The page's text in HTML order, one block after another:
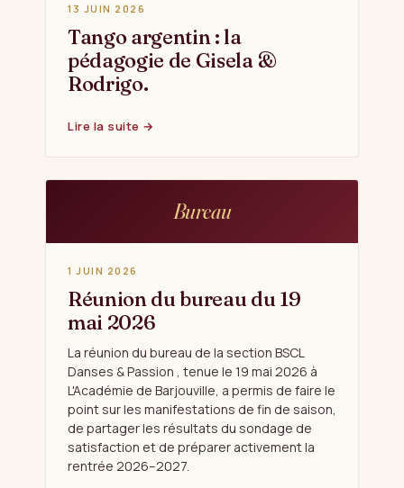
13 JUIN 2026
Tango argentin : la
pédagogie de Gisela &
Rodrigo.
Lire la suite →
Bureau
1 JUIN 2026
Réunion du bureau du 19
mai 2026
La réunion du bureau de la section BSCL
Danses & Passion , tenue le 19 mai 2026 à
L'Académie de Barjouville, a permis de faire le
point sur les manifestations de fin de saison,
de partager les résultats du sondage de
satisfaction et de préparer activement la
rentrée 2026–2027.